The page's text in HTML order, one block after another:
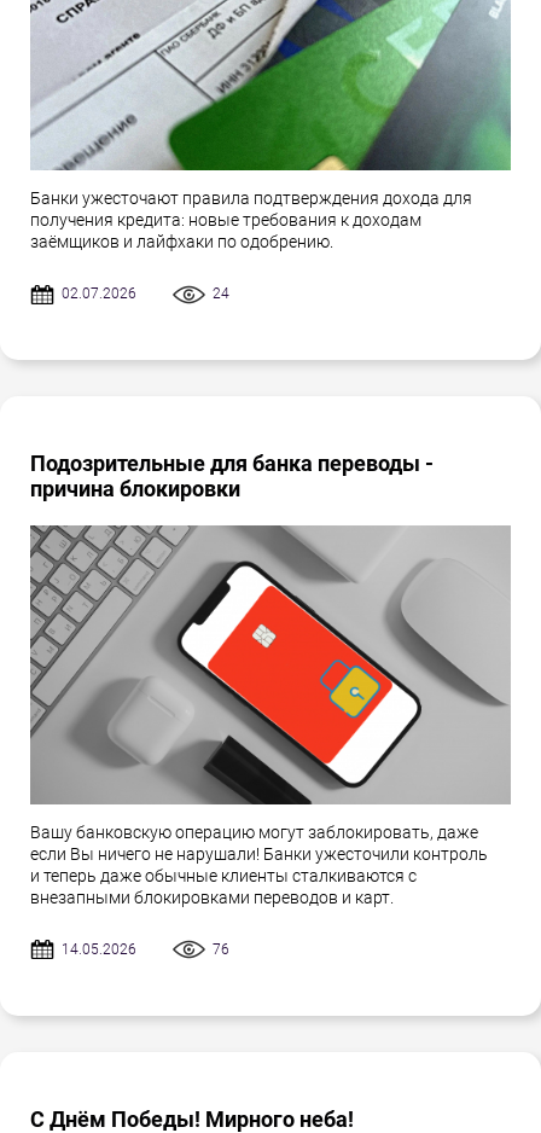
Банки ужесточают правила подтверждения дохода для
получения кредита: новые требования к доходам
заёмщиков и лайфхаки по одобрению.
02.07.2026 24
Подозрительные для банка переводы -
причина блокировки
Вашу банковскую операцию могут заблокировать, даже
если Вы ничего не нарушали! Банки ужесточили контроль
и теперь даже обычные клиенты сталкиваются с
внезапными блокировками переводов и карт.
14.05.2026 76
С Днём Победы! Мирного неба!